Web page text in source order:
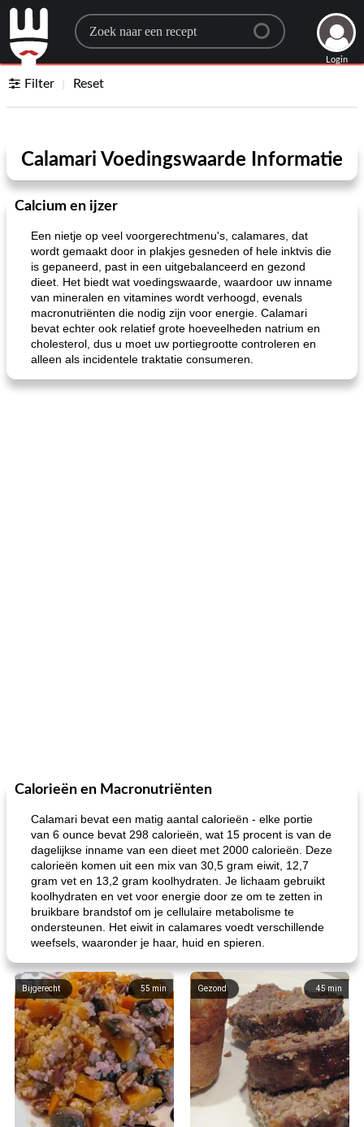
Search for a recipe
Login
Filter Reset
Calamari Voedingswaarde Informatie
Calcium en ijzer
Een nietje op veel voorgerechtmenu's, calamares, dat
wordt gemaakt door in plakjes gesneden of hele inktvis die
is gepaneerd, past in een uitgebalanceerd en gezond
dieet. Het biedt wat voedingswaarde, waardoor uw inname
van mineralen en vitamines wordt verhoogd, evenals
macronutriënten die nodig zijn voor energie. Calamari
bevat echter ook relatief grote hoeveelheden natrium en
cholesterol, dus u moet uw portiegrootte controleren en
alleen als incidentele traktatie consumeren.
Calorieën en Macronutriënten
Calamari bevat een matig aantal calorieën - elke portie
van 6 ounce bevat 298 calorieën, wat 15 procent is van de
dagelijkse inname van een dieet met 2000 calorieën. Deze
calorieën komen uit een mix van 30,5 gram eiwit, 12,7
gram vet en 13,2 gram koolhydraten. Je lichaam gebruikt
koolhydraten en vet voor energie door ze om te zetten in
bruikbare brandstof om je cellulaire metabolisme te
ondersteunen. Het eiwit in calamares voedt verschillende
weefsels, waaronder je haar, huid en spieren.
55 min
Bijgerecht 45min
Gezond